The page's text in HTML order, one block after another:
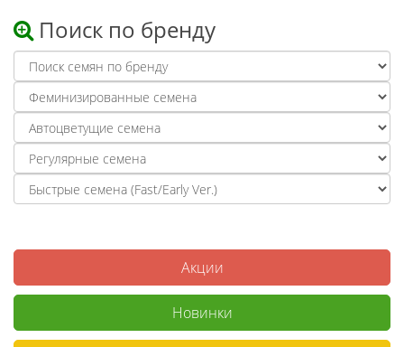
Поиск по бренду
Акции
Новинки